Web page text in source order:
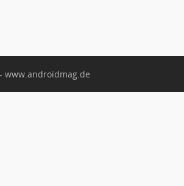
www.androidmag.de